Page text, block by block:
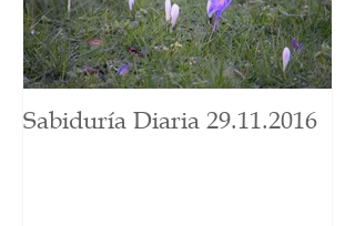
Sabiduría Diaria 29.11.2016